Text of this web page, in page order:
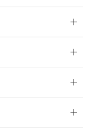
る法人を
証明書
を証明す
間は出
から備考
を完了